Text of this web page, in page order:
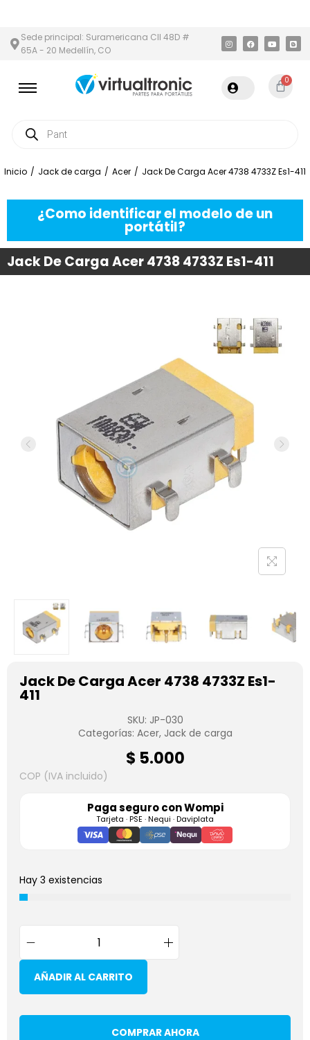
Sede principal: Suramericana Cll 48D #
65A - 20 Medellín, CO
0
Inicio / Jack de carga / Acer / Jack De Carga Acer 4738 4733Z Es1-411
¿Como identificar el modelo de un
portátil?
Jack De Carga Acer 4738 4733Z Es1-411
Jack De Carga Acer 4738 4733Z Es1-
411
SKU: JP-030
Categorías: Acer, Jack de carga
$ 5.000
COP (IVA incluido)
Paga seguro conWompi
Tarjeta · PSE · Nequi · Daviplata
Hay 3 existencias
AÑADIR AL CARRITO
COMPRAR AHORA